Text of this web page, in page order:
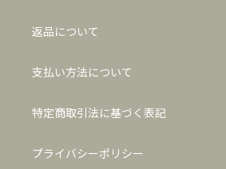
返品について
支払い方法について
特定商取引法に基づく表記
プライバシーポリシー